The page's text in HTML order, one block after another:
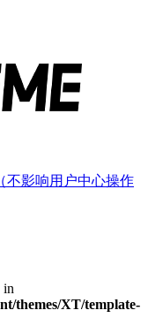
不影响用户中心操作
in
themes/XT/template-